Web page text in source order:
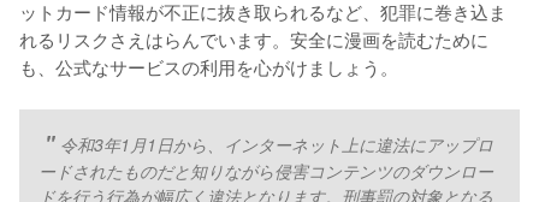
ットカード情報が不正に抜き取られるなど、犯罪に巻き込ま
れるリスクさえはらんでいます。安全に漫画を読むために
も、公式なサービスの利用を心がけましょう。
令和3年1月1日から、インターネット上に違法にアップロ
ードされたものだと知りながら侵害コンテンツのダウンロー
ドを行う行為が幅広く違法となります。刑事罰の対象となる